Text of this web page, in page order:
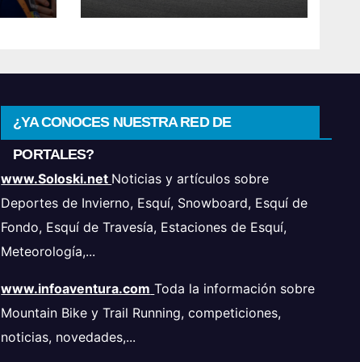
¿YA CONOCES NUESTRA RED DE
PORTALES?
www.Soloski.net Noticias y artículos sobre
Deportes de Invierno, Esquí, Snowboard, Esquí de
Fondo, Esquí de Travesía, Estaciones de Esquí,
Meteorología,...
www.infoaventura.com Toda la información sobre
Mountain Bike y Trail Running, competiciones,
noticias, novedades,...